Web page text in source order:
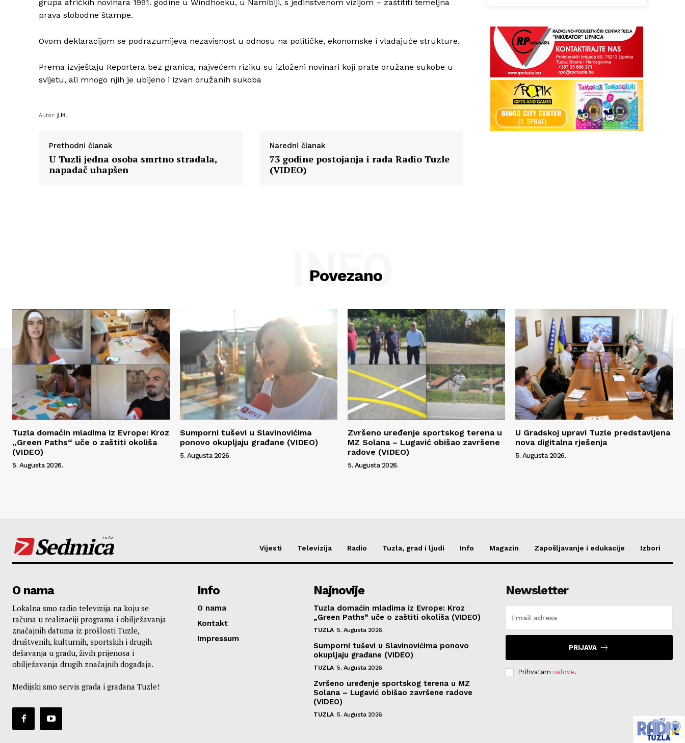
Info
O nama
grupa afričkih novinara 1991. godine u Windhoeku, u Namibiji, s jedinstvenom vizijom – zaštititi temeljna
prava slobodne štampe.
Ovom deklaracijom se podrazumijeva nezavisnost u odnosu na političke, ekonomske i vladajuće strukture.
Prema izvještaju Reportera bez granica, najvećem riziku su izloženi novinari koji prate oružane sukobe u
svijetu, ali mnogo njih je ubijeno i izvan oružanih sukoba
Autor: J.H.
Prethodni članak
U Tuzli jedna osoba smrtno stradala,
napadač uhapšen
Naredni članak
73 godine postojanja i rada Radio Tuzle
(VIDEO)
Povezano
INFO
Tuzla domaćin mladima iz Evrope: Kroz
„Green Paths“ uče o zaštiti okoliša
(VIDEO)
5. Augusta 2026.
Sumporni tuševi u Slavinovićima
ponovo okupljaju građane (VIDEO)
5. Augusta 2026.
Zvršeno uređenje sportskog terena u
MZ Solana – Lugavić obišao završene
radove (VIDEO)
5. Augusta 2026.
U Gradskoj upravi Tuzle predstavljena
nova digitalna rješenja
5. Augusta 2026.
Sedmica
info
Vijesti Televizija Radio Tuzla, grad i ljudi Info Magazin Zapošljavanje i edukacije Izbori
O nama
Lokalna smo radio televizija na koju se
računa u realizaciji programa i obilježavanja
značajnih datuma iz prošlosti Tuzle,
društvenih, kulturnih, sportskih i drugih
dešavanja u gradu, živih prijenosa i
obilježavanja drugih značajnih događaja.
Medijski smo servis grada i građana Tuzle!
Info
O nama
Kontakt
Impressum
Najnovije
Tuzla domaćin mladima iz Evrope: Kroz
„Green Paths“ uče o zaštiti okoliša (VIDEO)
TUZLA 5. Augusta 2026.
Sumporni tuševi u Slavinovićima ponovo
okupljaju građane (VIDEO)
TUZLA 5. Augusta 2026.
Zvršeno uređenje sportskog terena u MZ
Solana – Lugavić obišao završene radove
(VIDEO)
TUZLA 5. Augusta 2026.
Newsletter
PRIJAVA
Prihvatam uslove.